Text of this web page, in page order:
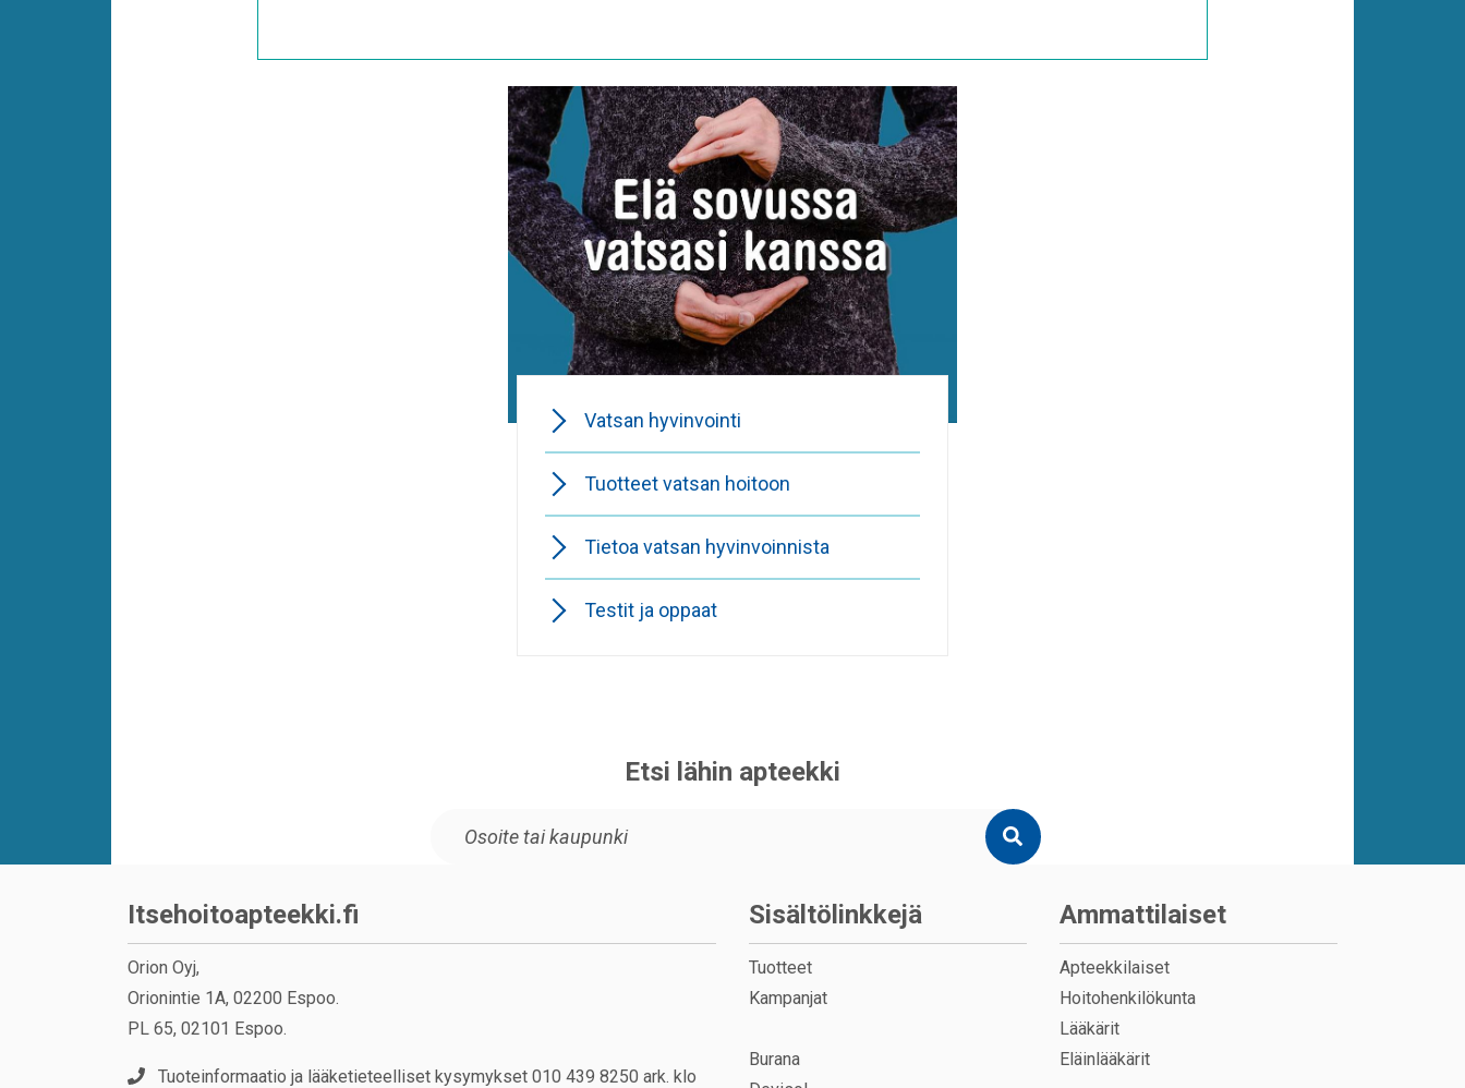
Vatsan hyvinvointi
Tuotteet vatsan hoitoon
Tietoa vatsan hyvinvoinnista
Testit ja oppaat
Etsi lähin apteekki
Itsehoitoapteekki.fi
Orion Oyj,
Orionintie 1A, 02200 Espoo.
PL 65, 02101 Espoo.
Tuoteinformaatio ja lääketieteelliset kysymykset 010 439 8250 ark. klo
Sisältölinkkejä
Tuotteet
Kampanjat
Burana
Ammattilaiset
Apteekkilaiset
Hoitohenkilökunta
Lääkärit
Eläinlääkärit